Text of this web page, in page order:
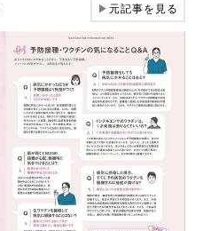
▶元記事を見る